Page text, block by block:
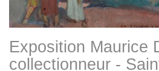
Exposition Maurice
collectionneur -